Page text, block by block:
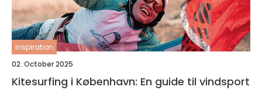
inspiration
02. October 2025
Kitesurfing i København: En guide til vindsport